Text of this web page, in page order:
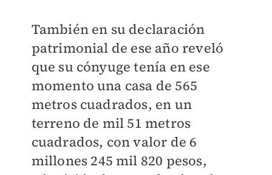
También en su declaración
patrimonial de ese año reveló
que su cónyuge tenía en ese
momento una casa de 565
metros cuadrados, en un
terreno de mil 51 metros
cuadrados, con valor de 6
millones 245 mil 820 pesos,